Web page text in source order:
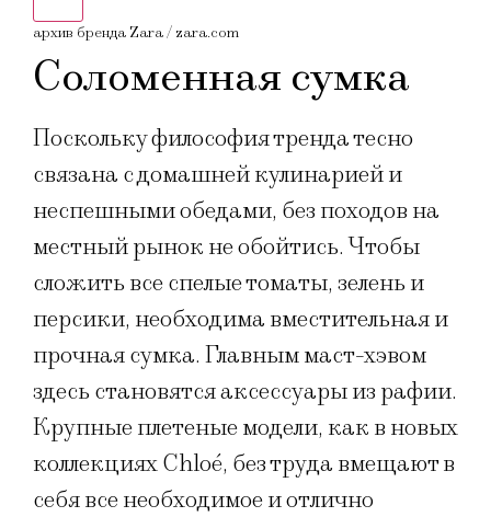
архив бренда Zara / zara.com
Соломенная сумка
Поскольку философия тренда тесно
связана с домашней кулинарией и
неспешными обедами, без походов на
местный рынок не обойтись. Чтобы
сложить все спелые томаты, зелень и
персики, необходима вместительная и
прочная сумка. Главным маст-хэвом
здесь становятся аксессуары из рафии.
Крупные плетеные модели, как в новых
коллекциях Chloé, без труда вмещают в
себя все необходимое и отлично